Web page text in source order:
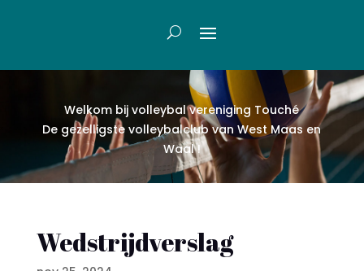
Welkom bij volleybal vereniging Touché
De gezelligste volleybalclub van West Maas en
Waal !
Wedstrijdverslag